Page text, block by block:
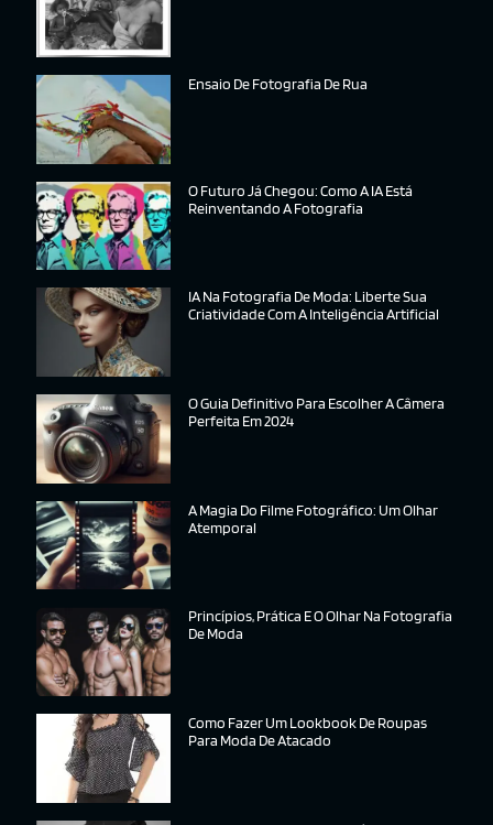
Ensaio De Fotografia De Rua
O Futuro Já Chegou: Como A IA Está
Reinventando A Fotografia
IA Na Fotografia De Moda: Liberte Sua
Criatividade Com A Inteligência Artificial
O Guia Definitivo Para Escolher A Câmera
Perfeita Em 2024
A Magia Do Filme Fotográfico: Um Olhar
Atemporal
Princípios, Prática E O Olhar Na Fotografia
De Moda
Como Fazer Um Lookbook De Roupas
Para Moda De Atacado